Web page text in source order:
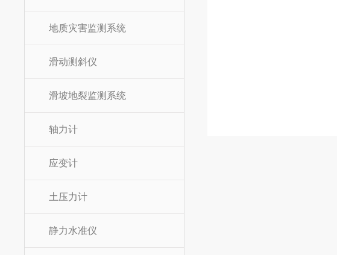
地质灾害监测系统
滑动测斜仪
滑坡地裂监测系统
轴力计
应变计
土压力计
静力水准仪